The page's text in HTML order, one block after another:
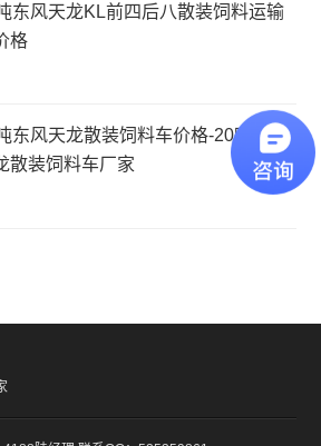
东风天龙KL前四后八散装饲料运输
格
东风天龙散装饲料车价格-20吨东风
散装饲料车厂家